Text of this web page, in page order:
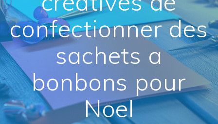
confectionner des
sachets a
bonbons pour
Noel